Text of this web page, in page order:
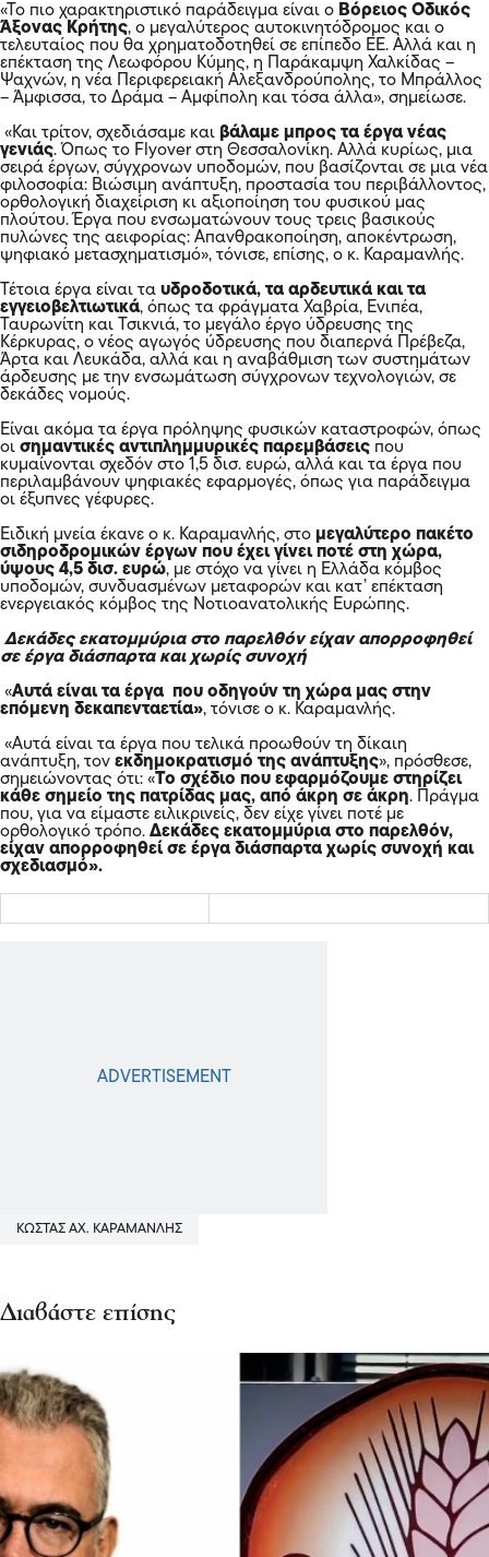
«Το πιο χαρακτηριστικό παράδειγμα είναι ο Βόρειος Οδικός
Άξονας Κρήτης, ο μεγαλύτερος αυτοκινητόδρομος και ο
τελευταίος που θα χρηματοδοτηθεί σε επίπεδο ΕΕ. Αλλά και η
επέκταση της Λεωφόρου Κύμης, η Παράκαμψη Χαλκίδας –
Ψαχνών, η νέα Περιφερειακή Αλεξανδρούπολης, το Μπράλλος
– Άμφισσα, το Δράμα – Αμφίπολη και τόσα άλλα», σημείωσε.
«Και τρίτον, σχεδιάσαμε και βάλαμε μπρος τα έργα νέας
γενιάς. Όπως το Flyover στη Θεσσαλονίκη. Αλλά κυρίως, μια
σειρά έργων, σύγχρονων υποδομών, που βασίζονται σε μια νέα
φιλοσοφία: Βιώσιμη ανάπτυξη, προστασία του περιβάλλοντος,
ορθολογική διαχείριση κι αξιοποίηση του φυσικού μας
πλούτου. Έργα που ενσωματώνουν τους τρεις βασικούς
πυλώνες της αειφορίας: Απανθρακοποίηση, αποκέντρωση,
ψηφιακό μετασχηματισμό», τόνισε, επίσης, ο κ. Καραμανλής.
Τέτοια έργα είναι τα υδροδοτικά, τα αρδευτικά και τα
εγγειοβελτιωτικά, όπως τα φράγματα Χαβρία, Ενιπέα,
Ταυρωνίτη και Τσικνιά, το μεγάλο έργο ύδρευσης της
Κέρκυρας, ο νέος αγωγός ύδρευσης που διαπερνά Πρέβεζα,
Άρτα και Λευκάδα, αλλά και η αναβάθμιση των συστημάτων
άρδευσης με την ενσωμάτωση σύγχρονων τεχνολογιών, σε
δεκάδες νομούς.
Είναι ακόμα τα έργα πρόληψης φυσικών καταστροφών, όπως
οι σημαντικές αντιπλημμυρικές παρεμβάσεις που
κυμαίνονται σχεδόν στο 1,5 δισ. ευρώ, αλλά και τα έργα που
περιλαμβάνουν ψηφιακές εφαρμογές, όπως για παράδειγμα
οι έξυπνες γέφυρες.
Ειδική μνεία έκανε ο κ. Καραμανλής, στο μεγαλύτερο πακέτο
σιδηροδρομικών έργων που έχει γίνει ποτέ στη χώρα,
ύψους 4,5 δισ. ευρώ, με στόχο να γίνει η Ελλάδα κόμβος
υποδομών, συνδυασμένων μεταφορών και κατ’ επέκταση
ενεργειακός κόμβος της Νοτιοανατολικής Ευρώπης.
Δεκάδες εκατομμύρια στο παρελθόν είχαν απορροφηθεί
σε έργα διάσπαρτα και χωρίς συνοχή
«Αυτά είναι τα έργα που οδηγούν τη χώρα μας στην
επόμενη δεκαπενταετία», τόνισε ο κ. Καραμανλής.
«Αυτά είναι τα έργα που τελικά προωθούν τη δίκαιη
ανάπτυξη, τον εκδημοκρατισμό της ανάπτυξης», πρόσθεσε,
σημειώνοντας ότι: «Το σχέδιο που εφαρμόζουμε στηρίζει
κάθε σημείο της πατρίδας μας, από άκρη σε άκρη. Πράγμα
που, για να είμαστε ειλικρινείς, δεν είχε γίνει ποτέ με
ορθολογικό τρόπο. Δεκάδες εκατομμύρια στο παρελθόν,
είχαν απορροφηθεί σε έργα διάσπαρτα χωρίς συνοχή και
σχεδιασμό».
ΚΩΣΤΑΣ ΑΧ. ΚΑΡΑΜΑΝΛΗΣ
Διαβάστε επίσης